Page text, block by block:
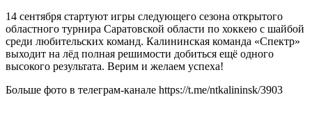
14 сентября стартуют игры следующего сезона открытого
областного турнира Саратовской области по хоккею с шайбой
среди любительских команд. Калининская команда «Спектр»
выходит на лёд полная решимости добиться ещё одного
высокого результата. Верим и желаем успеха!
Больше фото в телеграм-канале https://t.me/ntkalininsk/3903